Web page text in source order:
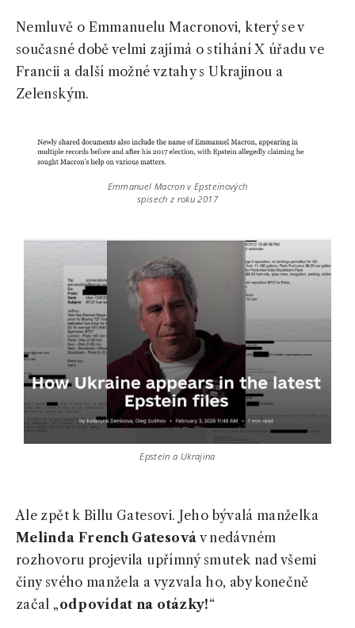
Nemluvě o Emmanuelu Macronovi, který se v
současné době velmi zajímá o stíhání X úřadu ve
Francii a další možné vztahy s Ukrajinou a
Zelenským.
Emmanuel Macron v Epsteinových
spisech z roku 2017
Epstein a Ukrajina
Ale zpět k Billu Gatesovi. Jeho bývalá manželka
Melinda French Gatesová v nedávném
rozhovoru projevila upřímný smutek nad všemi
činy svého manžela a vyzvala ho, aby konečně
začal „odpovídat na otázky!“